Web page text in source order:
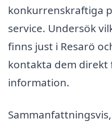
konkurrenskraftiga
service. Undersök
finns just i Resarö
kontakta dem
information.